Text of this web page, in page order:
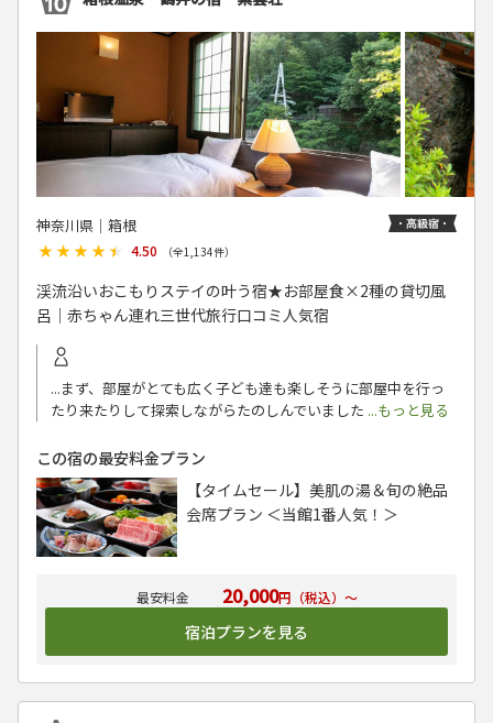
神奈川県│箱根
★★★★★
★★★★★ 4.50 （全1,134件）
渓流沿いおこもりステイの叶う宿★お部屋食×2種の貸切風
呂｜赤ちゃん連れ三世代旅行口コミ人気宿
...まず、部屋がとても広く子ども達も楽しそうに部屋中を行っ
たり来たりして探索しながらたのしんでいました ...もっと見る
20,000円（税込）～
宿泊プランを見る
この宿の最安料金プラン
【タイムセール】美肌の湯＆旬の絶品
会席プラン ＜当館1番人気！＞